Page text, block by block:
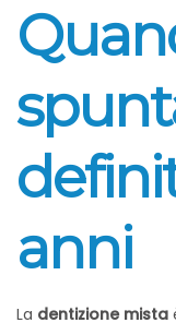
anni
La dentizione mista